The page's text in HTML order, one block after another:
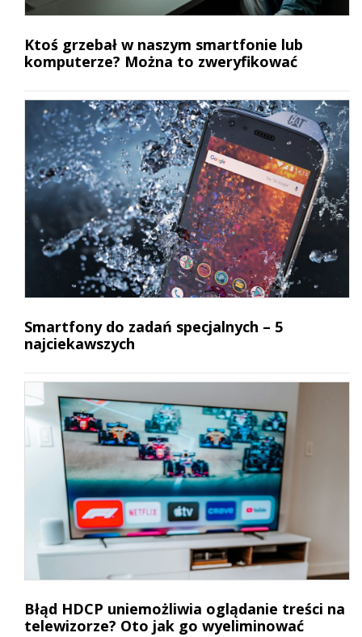
Ktoś grzebał w naszym smartfonie lub
komputerze? Można to zweryfikować
Smartfony do zadań specjalnych – 5
najciekawszych
Błąd HDCP uniemożliwia oglądanie treści na
telewizorze? Oto jak go wyeliminować